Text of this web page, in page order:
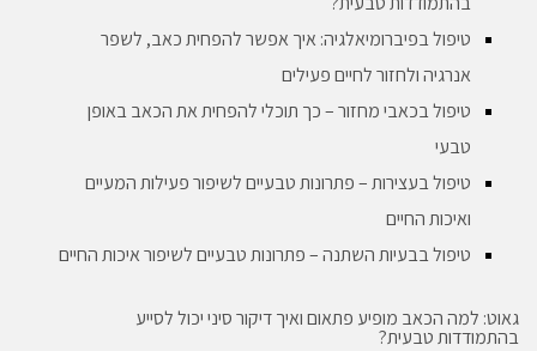
טיפול בפיברומיאלגיה: איך אפשר להפחית כאב, לשפר
אנרגיה ולחזור לחיים פעילים
טיפול בכאבי מחזור – כך תוכלי להפחית את הכאב באופן
טבעי
טיפול בעצירות – פתרונות טבעיים לשיפור פעילות המעיים
ואיכות החיים
טיפול בבעיות השתנה – פתרונות טבעיים לשיפור איכות החיים
גאוט: למה הכאב מופיע פתאום ואיך דיקור סיני יכול לסייע
בהתמודדות טבעית?